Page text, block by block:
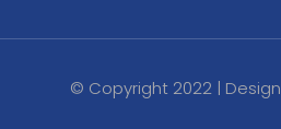
© Copyright 2022 | Design